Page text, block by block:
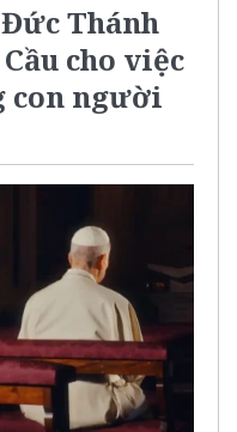
Thánh
cho việc
con người